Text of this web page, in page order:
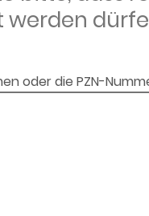
oder die PZN-